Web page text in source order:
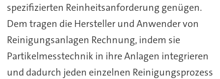
spezifizierten Reinheitsanforderung genügen.
Dem tragen die Hersteller und Anwender von
Reinigungsanlagen Rechnung, indem sie
Partikelmesstechnik in ihre Anlagen integrieren
und dadurch jeden einzelnen Reinigungsprozess